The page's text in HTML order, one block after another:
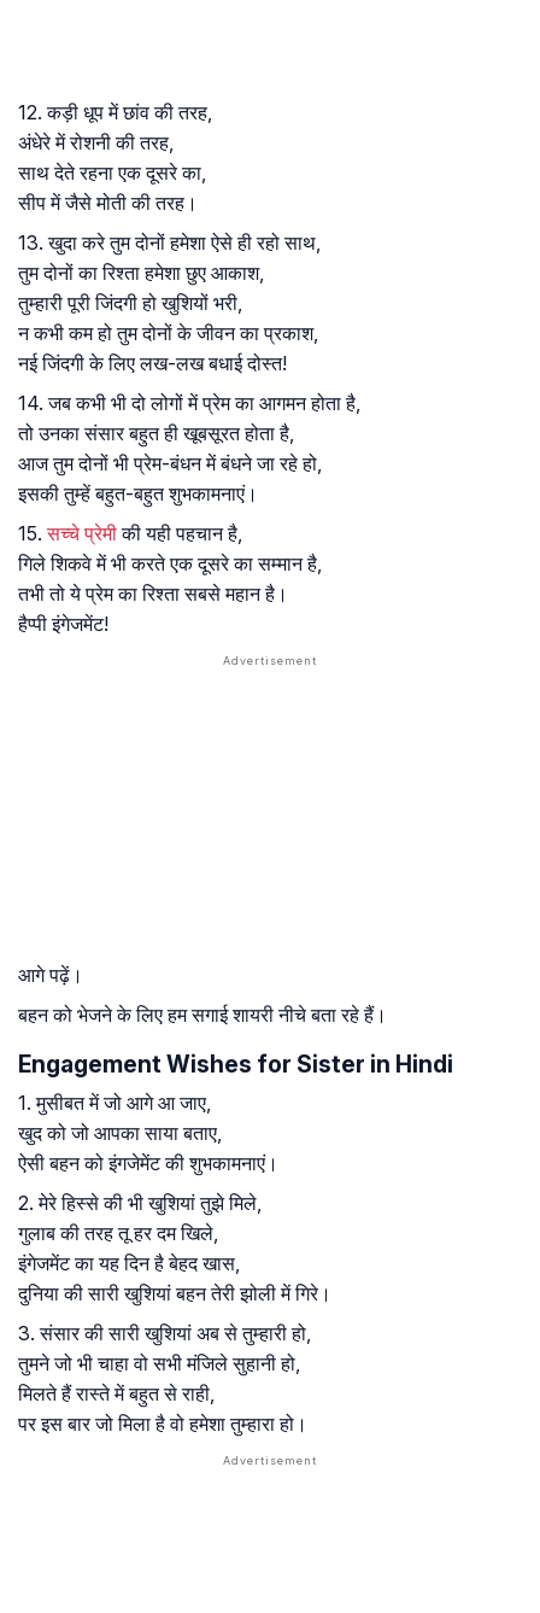
12. कड़ी धूप में छांव की तरह,
अंधेरे में रोशनी की तरह,
साथ देते रहना एक दूसरे का,
सीप में जैसे मोती की तरह।
13. खुदा करे तुम दोनों हमेशा ऐसे ही रहो साथ,
तुम दोनों का रिश्ता हमेशा छुए आकाश,
तुम्हारी पूरी जिंदगी हो खुशियों भरी,
न कभी कम हो तुम दोनों के जीवन का प्रकाश,
नई जिंदगी के लिए लख-लख बधाई दोस्त!
14. जब कभी भी दो लोगों में प्रेम का आगमन होता है,
तो उनका संसार बहुत ही खूबसूरत होता है,
आज तुम दोनों भी प्रेम-बंधन में बंधने जा रहे हो,
इसकी तुम्हें बहुत-बहुत शुभकामनाएं।
15.सच्चे प्रेमीकी यही पहचान है,
गिले शिकवे में भी करते एक दूसरे का सम्मान है,
तभी तो ये प्रेम का रिश्ता सबसे महान है।
हैप्पी इंगेजमेंट!
आगे पढ़ें।
बहन को भेजने के लिए हम सगाई शायरी नीचे बता रहे हैं।
Engagement Wishes for Sister in Hindi
1. मुसीबत में जो आगे आ जाए,
खुद को जो आपका साया बताए,
ऐसी बहन को इंगजेमेंट की शुभकामनाएं।
2. मेरे हिस्से की भी खुशियां तुझे मिले,
गुलाब की तरह तू हर दम खिले,
इंगेजमेंट का यह दिन है बेहद खास,
दुनिया की सारी खुशियां बहन तेरी झोली में गिरे।
3. संसार की सारी खुशियां अब से तुम्हारी हो,
तुमने जो भी चाहा वो सभी मंजिले सुहानी हो,
मिलते हैं रास्ते में बहुत से राही,
पर इस बार जो मिला है वो हमेशा तुम्हारा हो।